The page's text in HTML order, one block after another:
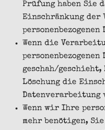
Prüfung haben Sie
Einschränkung
Wenn die
geschah/
Löschung die
Datenverarbeitung
Wenn wir Ihre
mehr benötigen,